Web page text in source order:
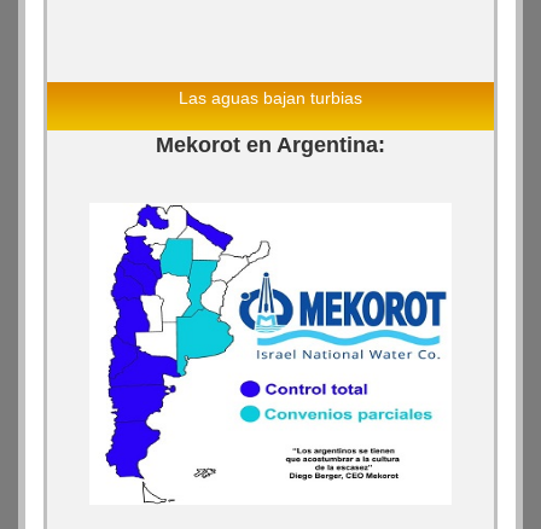
Las aguas bajan turbias
Mekorot en Argentina: